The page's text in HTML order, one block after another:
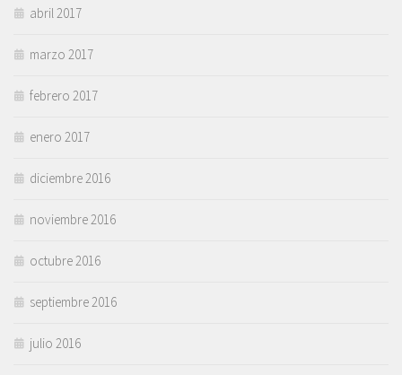
abril 2017
marzo 2017
febrero 2017
enero 2017
diciembre 2016
noviembre 2016
octubre 2016
septiembre 2016
julio 2016